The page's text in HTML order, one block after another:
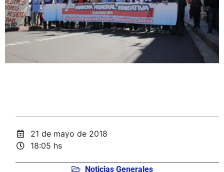
21 de mayo de 2018
18:05 hs
Noticias Generales